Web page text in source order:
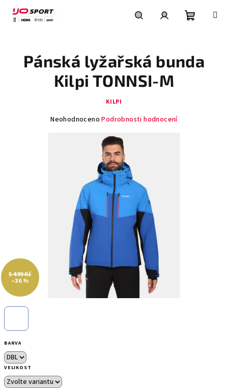
obsah
košík
BARVA
VELIKOST
Pánská lyžařská bunda
Kilpi TONNSI-M
KILPI
Průměrné
hvězdiček.
Neohodnoceno Podrobnosti hodnocení
5 499 Kč
–36 %